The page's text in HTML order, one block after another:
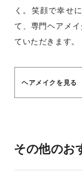
く。笑顔で幸せ
て、専門ヘアメ
ていただきます。
ヘアメイクを見る
その他のお